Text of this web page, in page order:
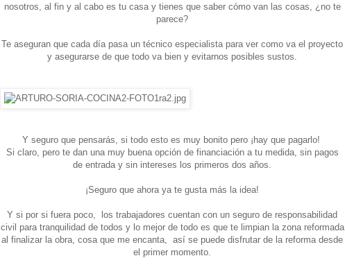
nosotros, al fin y al cabo es tu casa y tienes que saber cómo van las cosas, ¿no te
parece?
Te aseguran que cada día pasa un técnico especialista para ver como va el proyecto
y asegurarse de que todo va bien y evitarnos posibles sustos.
Y seguro que pensarás, si todo esto es muy bonito pero ¡hay que pagarlo!
Si claro, pero te dan una muy buena opción de financiación a tu medida, sin pagos
de entrada y sin intereses los primeros dos años.
¡Seguro que ahora ya te gusta más la idea!
Y si por si fuera poco, los trabajadores cuentan con un seguro de responsabilidad
civil para tranquilidad de todos y lo mejor de todo es que te limpian la zona reformada
al finalizar la obra, cosa que me encanta, así se puede disfrutar de la reforma desde
el primer momento.